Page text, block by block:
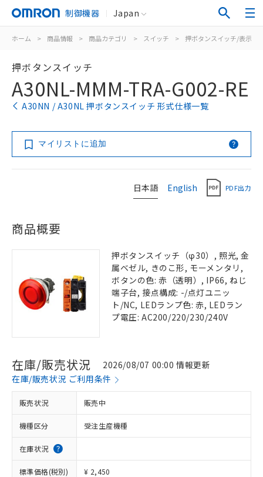
制御機器 Japan
ホーム > 商品情報 > 商品カテゴリ > スイッチ > 押ボタンスイッチ/表示灯
押ボタンスイッチ
A30NL-MMM-TRA-G002-RE
A30NN / A30NL 押ボタンスイッチ 形式仕様一覧
マイリストに追加
日本語 English PDF出力
商品概要
押ボタンスイッチ（φ30）, 照光, 金
属ベゼル, きのこ形, モーメンタリ,
ボタンの色: 赤（透明）, IP66, ねじ
端子台, 接点構成: -/点灯ユニッ
ト/NC, LEDランプ色: 赤, LEDラン
プ電圧: AC200/220/230/240V
在庫/販売状況
2026/08/07 00:00 情報更新
在庫/販売状況 ご利用条件
販売状況 販売中
機種区分 受注生産機種
在庫状況
標準価格(税別) ¥ 2,450